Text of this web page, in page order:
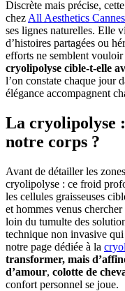
Discrète mais précise,
chez All Aesthetics Cannes
ses lignes naturelles. Elle
d’histoires partagées ou
efforts ne semblent
cryolipolyse cible-t-elle
l’on constate chaque jour
élégance accompagnent
La cryolipolyse
notre corps ?
Avant de détailler les
cryolipolyse : ce froid
les cellules graisseuses
et hommes venus
loin du tumulte des
technique non invasive
notre page dédiée à la
transformer, mais
d’amour, colotte de
confort personnel se joue.